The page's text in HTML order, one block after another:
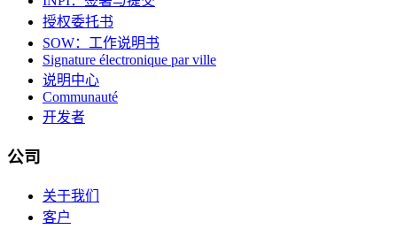
授权委托书
SOW：工作说明书
Signature électronique par ville
说明中心
Communauté
开发者
公司
关于我们
客户